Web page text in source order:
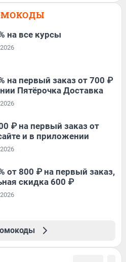
на все курсы
на первый заказ от 700 ₽
Пятёрочка Доставка
₽ на первый заказ от
и в приложении
от 800 ₽ на первый заказ,
скидка 600 ₽